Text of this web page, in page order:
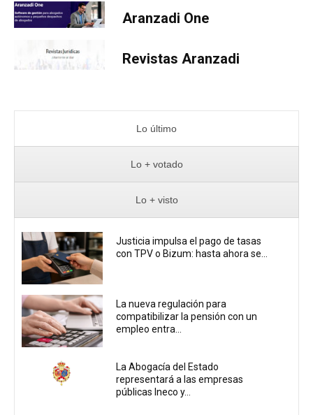
Aranzadi One
Revistas Aranzadi
Lo último
Lo + votado
Lo + visto
Justicia impulsa el pago de tasas
con TPV o Bizum: hasta ahora se...
La nueva regulación para
compatibilizar la pensión con un
empleo entra...
La Abogacía del Estado
representará a las empresas
públicas Ineco y...